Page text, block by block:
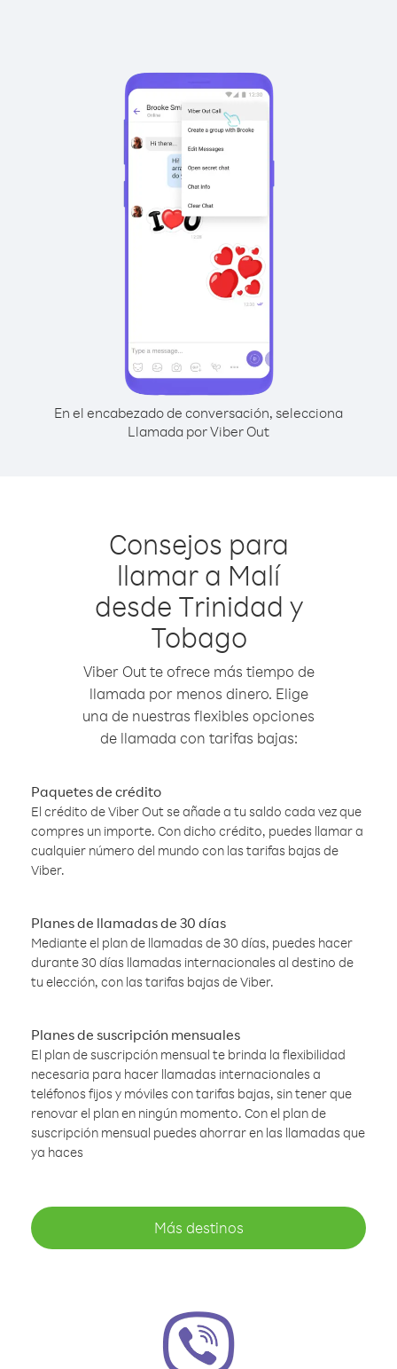
En el encabezado de conversación, selecciona
Llamada por Viber Out
Consejos para
llamar a Malí
desde Trinidad y
Tobago
Viber Out te ofrece más tiempo de
llamada por menos dinero. Elige
una de nuestras flexibles opciones
de llamada con tarifas bajas:
Paquetes de crédito
El crédito de Viber Out se añade a tu saldo cada vez que
compres un importe. Con dicho crédito, puedes llamar a
cualquier número del mundo con las tarifas bajas de
Viber.
Planes de llamadas de 30 días
Mediante el plan de llamadas de 30 días, puedes hacer
durante 30 días llamadas internacionales al destino de
tu elección, con las tarifas bajas de Viber.
Planes de suscripción mensuales
El plan de suscripción mensual te brinda la flexibilidad
necesaria para hacer llamadas internacionales a
teléfonos fijos y móviles con tarifas bajas, sin tener que
renovar el plan en ningún momento. Con el plan de
suscripción mensual puedes ahorrar en las llamadas que
ya haces
Más destinos